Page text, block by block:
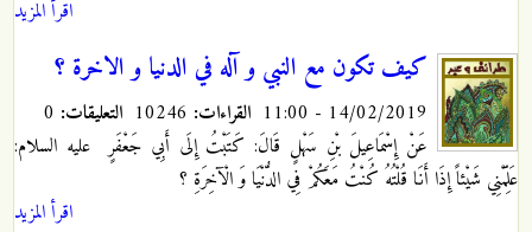
اقرأ المزيد
كيف تكون مع النبي و آله في الدنيا و الاخرة ؟
14/02/2019 - 11:00 القراءات: التعليقات:
عَنْ إِسْمَاعِيلَ بْنِ سَهْلٍ قَالَ: كَتَبْتُ إِلَى أَبِي جَعْفَرٍ عليه السلام:
عَلِّمْنِي‏ شَيْئاً إِذَا أَنَا قُلْتُهُ كُنْتُ مَعَكُمْ فِي الدُّنْيَا وَ الْآخِرَةِ ؟
اقرأ المزيد